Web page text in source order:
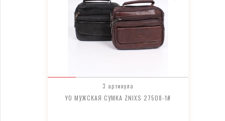
3 артикула
YO МУЖСКАЯ СУМКА ZNIXS 27508-1#